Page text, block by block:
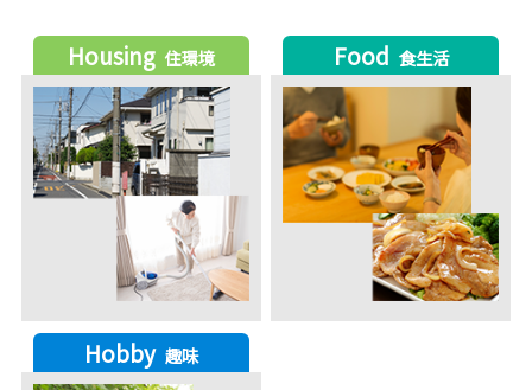
Housing 住環境 Food 食生活
Hobby 趣味